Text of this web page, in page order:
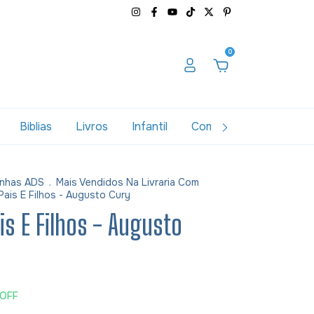
0
Biblias Livros Infantil Combos
ADS . Mais Vendidos Na Livraria Com
E Filhos - Augusto Cury
E Filhos - Augusto
OFF